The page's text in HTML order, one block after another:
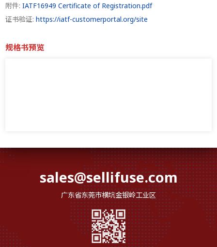
附件:IATF16949 Certificate of Registration.pdf
证书验证:https://iatf-customerportal.org/site
规格书预览
sales@sellifuse.com
广东省东莞市横坑金银岭工业区